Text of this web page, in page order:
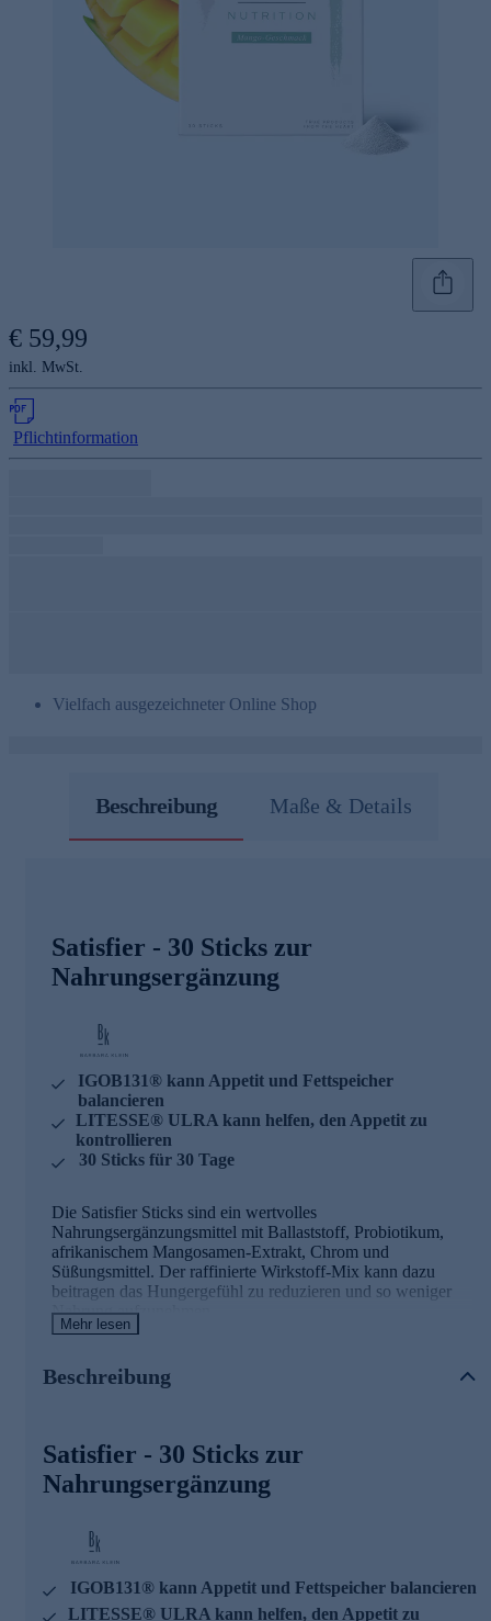
€ 59,99
inkl. MwSt.
Pflichtinformation
Vielfach ausgezeichneter Online Shop
Beschreibung Maße & Details
Satisfier - 30 Sticks zur
Nahrungsergänzung
IGOB131® kann Appetit und Fettspeicher
balancieren
LITESSE® ULRA kann helfen, den Appetit zu
kontrollieren
30 Sticks für 30 Tage
Die Satisfier Sticks sind ein wertvolles
Nahrungsergänzungsmittel mit Ballaststoff, Probiotikum,
afrikanischem Mangosamen-Extrakt, Chrom und
Süßungsmittel. Der raffinierte Wirkstoff-Mix kann dazu
beitragen das Hungergefühl zu reduzieren und so weniger
Nahrung aufzunehmen.
Blutzuckerspiegels bei
IGOB131® kann den Energiehaushalt unterstützen
IGOB131® kann Appetit und Fettspeicher balancieren
Gesamtkörperfettmasse beitragen
HOWARU® SHAPE kann eine Zunahme von
LITESSE® ULRA kann helfen, den Appetit zu
kontrollieren
Mehr lesen
Beschreibung
Satisfier - 30 Sticks zur
Nahrungsergänzung
IGOB131® kann Appetit und Fettspeicher balancieren
LITESSE® ULRA kann helfen, den Appetit zu